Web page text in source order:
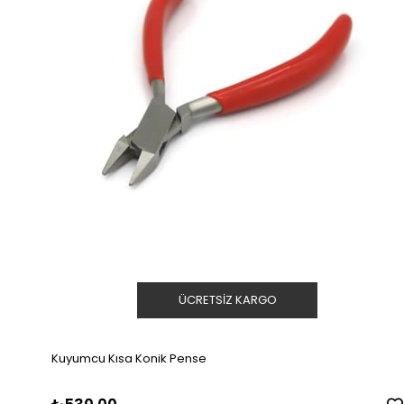
Kuyumcu Kısa Konik Pense
ÜCRETSIZ KARGO